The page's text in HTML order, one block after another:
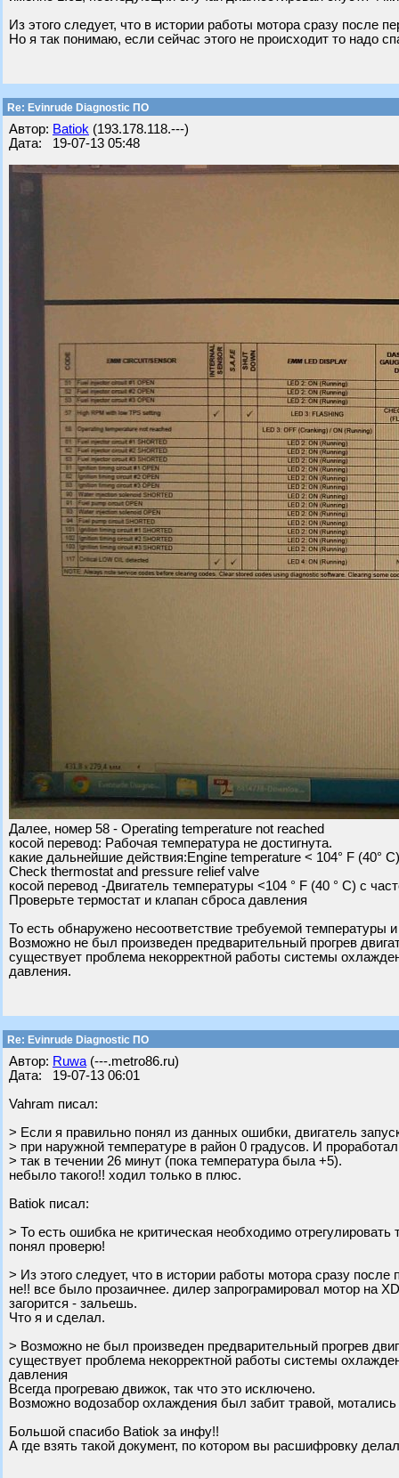
Из этого следует, что в истории работы мотора сразу после
Но я так понимаю, если сейчас этого не происходит то надо
Re: Evinrude Diagnostic ПО
Автор: Batiok (193.178.118.---)
Дата: 19-07-13 05:48
Далее, номер 58 - Operating temperature not reached
косой перевод: Рабочая температура не достигнута.
какие дальнейшие действия:Engine temperature < 104° F (40°
Check thermostat and pressure relief valve
косой перевод -Двигатель температуры <104 ° F (40 ° C) с
Проверьте термостат и клапан сброса давления
То есть обнаружено несоответствие требуемой
Возможно не был произведен предварительный прогрев
существует проблема некорректной работы системы
давления.
Re: Evinrude Diagnostic ПО
Автор: Ruwa (---.metro86.ru)
Дата: 19-07-13 06:01
Vahram писал:
> Если я правильно понял из данных ошибки, двигатель
> при наружной температуре в район 0 градусов. И
> так в течении 26 минут (пока температура была +5).
небыло такого!! ходил только в плюс.
Batiok писал:
> То есть ошибка не критическая необходимо отрегулировать
понял проверю!
> Из этого следует, что в истории работы мотора сразу
не!! все было прозаичнее. дилер запрограмировал мотор на
загорится - зальешь.
Что я и сделал.
> Возможно не был произведен предварительный прогрев
существует проблема некорректной работы системы
давления
Всегда прогреваю движок, так что это исключено.
Возможно водозабор охлаждения был забит травой,
Большой спасибо Batiok за инфу!!
А где взять такой документ, по котором вы расшифровку